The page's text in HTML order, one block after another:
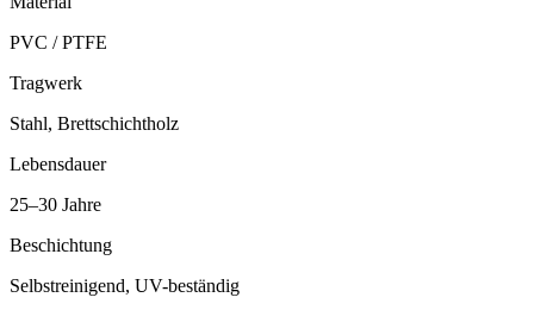
PVC / PTFE
Tragwerk
Stahl, Brettschichtholz
Lebensdauer
25–30 Jahre
Beschichtung
Selbstreinigend, UV-beständig